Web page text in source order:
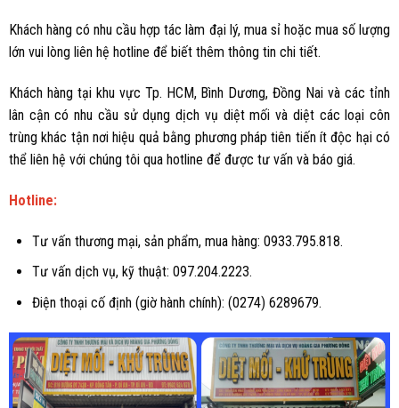
Khách hàng có nhu cầu hợp tác làm đại lý, mua sỉ hoặc mua số lượng
lớn vui lòng liên hệ hotline để biết thêm thông tin chi tiết.
Khách hàng tại khu vực Tp. HCM, Bình Dương, Đồng Nai và các tỉnh
lân cận có nhu cầu sử dụng dịch vụ diệt mối và diệt các loại côn
trùng khác tận nơi hiệu quả bằng phương pháp tiên tiến ít độc hại có
thể liên hệ với chúng tôi qua hotline để được tư vấn và báo giá.
Hotline:
Tư vấn thương mại, sản phẩm, mua hàng: 0933.795.818.
Tư vấn dịch vụ, kỹ thuật: 097.204.2223.
Điện thoại cố định (giờ hành chính): (0274) 6289679.